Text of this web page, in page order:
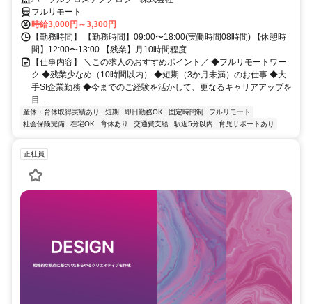
を目指せます
フルリモート
時給3,000円～3,300円
【勤務時間】 【勤務時間】09:00〜18:00(実働時間08時間) 【休憩時
間】12:00〜13:00 【残業】月10時間程度
【仕事内容】 ＼この求人のおすすめポイント／ ◆フルリモートワー
ク ◆残業少なめ（10時間以内） ◆短期（3か月未満）のお仕事 ◆大
手SI企業勤務 ◆今までのご経験を活かして、更なるキャリアアップを
目...
産休・育休取得実績あり 短期 即日勤務OK 固定時間制
フルリモート
社会保険完備
在宅OK 育休あり 交通費支給 駅近5分以内 育児サポートあり
正社員